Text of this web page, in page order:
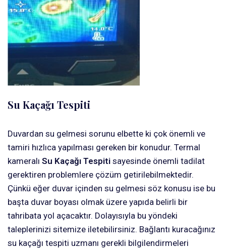
Su Kaçağı Tespiti
Duvardan su gelmesi sorunu elbette ki çok önemli ve
tamiri hızlıca yapılması gereken bir konudur. Termal
kameralı Su Kaçağı Tespiti sayesinde önemli tadilat
gerektiren problemlere çözüm getirilebilmektedir.
Çünkü eğer duvar içinden su gelmesi söz konusu ise bu
başta duvar boyası olmak üzere yapıda belirli bir
tahribata yol açacaktır. Dolayısıyla bu yöndeki
taleplerinizi sitemize iletebilirsiniz. Bağlantı kuracağınız
su kaçağı tespiti uzmanı gerekli bilgilendirmeleri